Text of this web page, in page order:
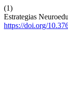
(1)
Estrategias
https://doi.org/